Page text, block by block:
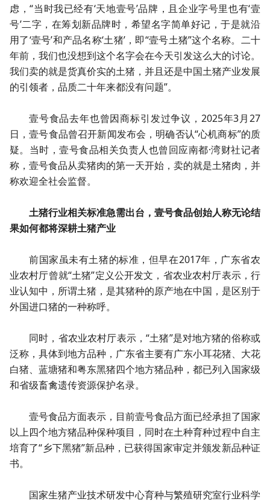
虑，“当时我已经有‘天地壹号’品牌，且企业字号里也有‘壹
号’二字，在筹划新品牌时，希望名字简单好记，于是就沿
用了‘壹号’和产品名称‘土猪’，即“壹号土猪”这个名称。二十
年前，我们也没想到这个名字会在今天引发这么大的讨论。
我们卖的就是货真价实的土猪，并且还是中国土猪产业发展
的引领者，品质二十年来都没有问题”。
壹号食品去年也曾因商标引发过争议，2025年3月27
日，壹号食品曾召开新闻发布会，明确否认“心机商标”的质
疑。当时，壹号食品相关负责人也曾回应南都·湾财社记者
称，壹号食品从卖猪肉的第一天开始，卖的就是土猪肉，并
称欢迎全社会监督。
土猪行业相关标准急需出台，壹号食品创始人称无论结
果如何都将深耕土猪产业
前国家虽未有土猪的标准，但早在2017年，广东省农
业农村厅曾就“土猪”定义公开发文，省农业农村厅表示，行
业认知中，所谓土猪，是其猪种的原产地在中国，是区别于
外国进口猪的一种称呼。
同时，省农业农村厅表示，“土猪”是对地方猪的俗称或
泛称，具体到地方品种，广东省主要有广东小耳花猪、大花
白猪、蓝塘猪和粤东黑猪四个地方猪品种，都已列入国家级
和省级畜禽遗传资源保护名录。
壹号食品方面表示，目前壹号食品方面已经承担了国家
以上四个地方猪品种保种项目，同时在土种育种过程中自主
培育了“乡下黑猪”新品种，已获得国家审定并颁发新品种证
书。
国家生猪产业技术研发中心育种与繁殖研究室行业科学